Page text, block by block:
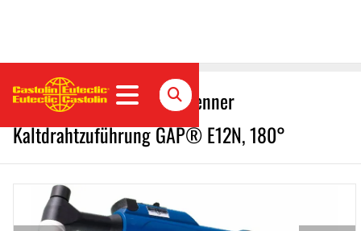
GAP E12N Plasma Handbrenner
Kaltdrahtzuführung GAP® E12N, 180°